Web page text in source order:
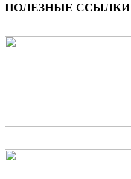
ПОЛЕЗНЫЕ ССЫЛКИ